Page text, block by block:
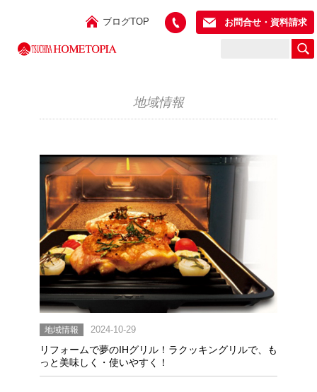
ブログTOP お問合せ・資料請求
地域情報
地域情報 2024-10-29
リフォームで夢のIHグリル！ラクッキングリルで、も
っと美味しく・使いやすく！